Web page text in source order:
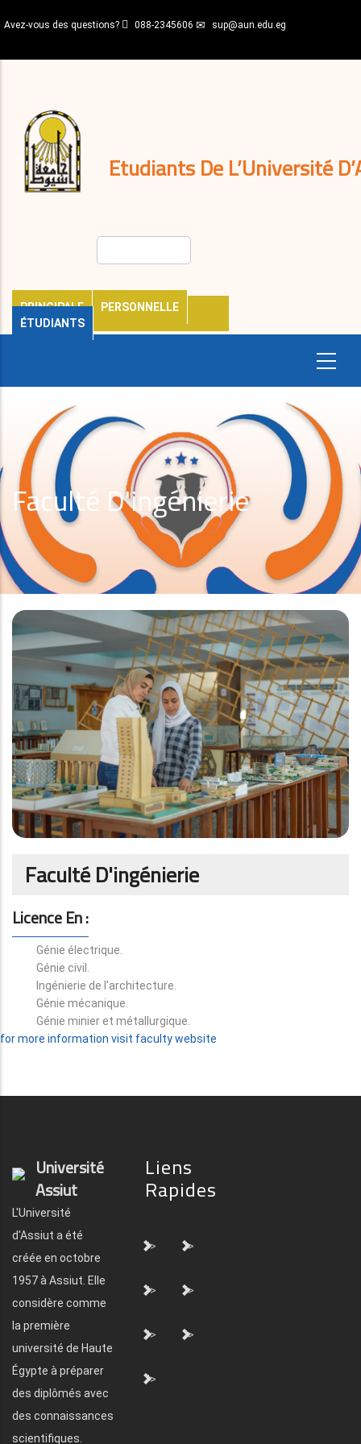
au
principal
Avez-vous des questions? 088-2345606 sup@aun.edu.eg
Etudiants De L’Université
PRINCIPALE
PERSONNELLE
ÉTUDIANTS
décisions
Expatriés
Journal
Faculté D'ingénierie
Faculté D'ingénierie
Licence En :
Génie électrique.
Génie civil.
Ingénierie de l'architecture.
Génie mécanique.
Génie minier et métallurgique.
for more information visit faculty website
Université
Assiut
L'Université
d'Assiut a été
créée en octobre
1957 à Assiut. Elle
considère comme
la première
université de Haute
Égypte à préparer
des diplômés avec
des connaissances
scientifiques.
Liens
Rapides
"> ">
"> ">
"> ">
">